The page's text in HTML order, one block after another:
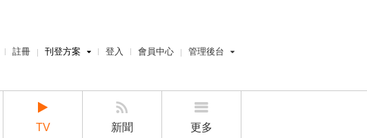
註冊 刊登方案
賣屋刊登
廣告刊登
登入 會員中心 管理後台
屋主管理後台
TV 新聞 更多